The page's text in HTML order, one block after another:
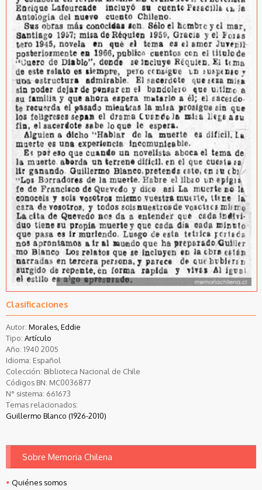
Clasificaciones
Autor: Morales, Eddie
Tipo: Artículo
Año: 1940 2005
Idioma: Español
Colección: Biblioteca Nacional de Chile
Códigos BN: MC0036877
N° sistema: 661673
Temas relacionados:
Guillermo Blanco (1926-2010)
Sobre Memoria Chilena
Quiénes somos